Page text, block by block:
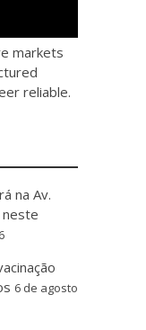
markets
reliable.
na Av.
neste
6 de agosto